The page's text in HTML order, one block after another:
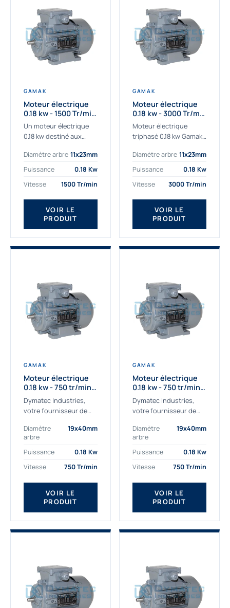
GAMAK
Moteur électrique
0.18 kw - 1500 Tr/min
- 230/400V - IE2
Un moteur électrique
0.18 kw destiné aux
exigeantes. Fort de
nombreuses années
détermination et la
fourniture...
Diamètre arbre 11x23mm
Puissance
0.18 Kw
Vitesse
1500 Tr/min
VOIR LE
PRODUIT
GAMAK
Moteur électrique
0.18 kw - 3000 Tr/min
- 230/400V - IE2
Moteur électrique
triphasé 0.18 kw Gamak,
professionnelle
indispensable à vos
Fournisseur Français
des moteurs
électriques Gamak,
nous proposons
exclusivement des...
Diamètre arbre 11x23mm
Puissance
0.18 Kw
Vitesse
3000 Tr/min
VOIR LE
PRODUIT
GAMAK
Moteur électrique
0.18 kw - 750 tr/min -
230/400V - IE2
Dymatec Industries,
votre fournisseur de
kw. Dymatec Industries
vous propose le moteur
électrique 0.18 kw, un
qualité Gamak...
Diamètre
arbre
19x40mm
Puissance
0.18 Kw
Vitesse
750 Tr/min
VOIR LE
PRODUIT
GAMAK
Moteur électrique
0.18 kw - 750 tr/min -
230/400V - IE3
Dymatec Industries,
votre fournisseur de
kw. Dymatec Industries
vous propose le moteur
électrique 0.18 kw, un
moteur de qualité...
Diamètre
arbre
19x40mm
Puissance
0.18 Kw
Vitesse
750 Tr/min
VOIR LE
PRODUIT